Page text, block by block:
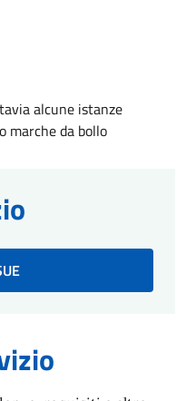
alcune istanze
marche da bollo